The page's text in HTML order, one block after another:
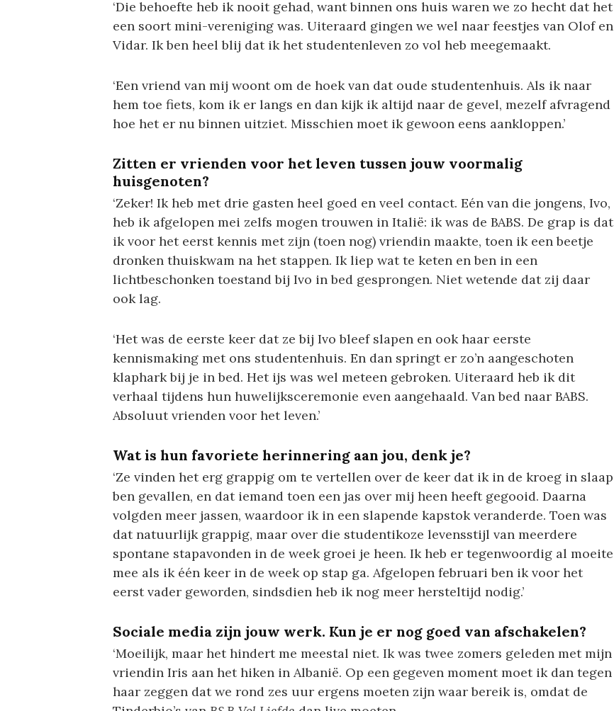
‘Die behoefte heb ik nooit gehad, want binnen ons huis waren we zo hecht dat het
een soort mini-vereniging was. Uiteraard gingen we wel naar feestjes van Olof en
Vidar. Ik ben heel blij dat ik het studentenleven zo vol heb meegemaakt.
‘Een vriend van mij woont om de hoek van dat oude studentenhuis. Als ik naar
hem toe fiets, kom ik er langs en dan kijk ik altijd naar de gevel, mezelf afvragend
hoe het er nu binnen uitziet. Misschien moet ik gewoon eens aankloppen.’
Zitten er vrienden voor het leven tussen jouw voormalig
huisgenoten?
‘Zeker! Ik heb met drie gasten heel goed en veel contact. Eén van die jongens, Ivo,
heb ik afgelopen mei zelfs mogen trouwen in Italië: ik was de BABS. De grap is dat
ik voor het eerst kennis met zijn (toen nog) vriendin maakte, toen ik een beetje
dronken thuiskwam na het stappen. Ik liep wat te keten en ben in een
lichtbeschonken toestand bij Ivo in bed gesprongen. Niet wetende dat zij daar
ook lag.
‘Het was de eerste keer dat ze bij Ivo bleef slapen en ook haar eerste
kennismaking met ons studentenhuis. En dan springt er zo’n aangeschoten
klaphark bij je in bed. Het ijs was wel meteen gebroken. Uiteraard heb ik dit
verhaal tijdens hun huwelijksceremonie even aangehaald. Van bed naar BABS.
Absoluut vrienden voor het leven.’
Wat is hun favoriete herinnering aan jou, denk je?
‘Ze vinden het erg grappig om te vertellen over de keer dat ik in de kroeg in slaap
ben gevallen, en dat iemand toen een jas over mij heen heeft gegooid. Daarna
volgden meer jassen, waardoor ik in een slapende kapstok veranderde. Toen was
dat natuurlijk grappig, maar over die studentikoze levensstijl van meerdere
spontane stapavonden in de week groei je heen. Ik heb er tegenwoordig al moeite
mee als ik één keer in de week op stap ga. Afgelopen februari ben ik voor het
eerst vader geworden, sindsdien heb ik nog meer hersteltijd nodig.’
Sociale media zijn jouw werk. Kun je er nog goed van afschakelen?
‘Moeilijk, maar het hindert me meestal niet. Ik was twee zomers geleden met mijn
vriendin Iris aan het hiken in Albanië. Op een gegeven moment moet ik dan tegen
haar zeggen dat we rond zes uur ergens moeten zijn waar bereik is, omdat de